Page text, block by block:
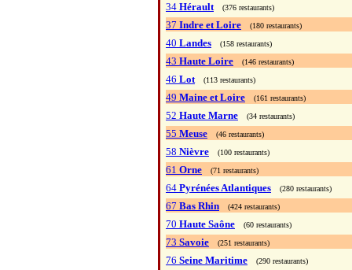
34 Hérault (376 restaurants)
37 Indre et Loire (180 restaurants)
40 Landes (158 restaurants)
43 Haute Loire (146 restaurants)
46 Lot (113 restaurants)
49 Maine et Loire (161 restaurants)
52 Haute Marne (34 restaurants)
55 Meuse (46 restaurants)
58 Nièvre (100 restaurants)
61 Orne (71 restaurants)
64 Pyrénées Atlantiques (280 restaurants)
67 Bas Rhin (424 restaurants)
70 Haute Saône (60 restaurants)
73 Savoie (251 restaurants)
76 Seine Maritime (290 restaurants)